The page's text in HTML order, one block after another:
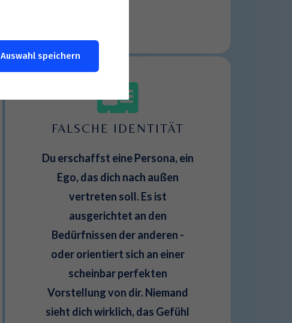
FALSCHE IDENTITÄT
Du erschaffst eine Persona, ein
Ego, das dich nach außen
vertreten soll. Es ist
ausgerichtet an den
Bedürfnissen der anderen -
oder orientiert sich an einer
scheinbar perfekten
Vorstellung von dir. Niemand
sieht dich wirklich, das Gefühl
Auswahl speichern